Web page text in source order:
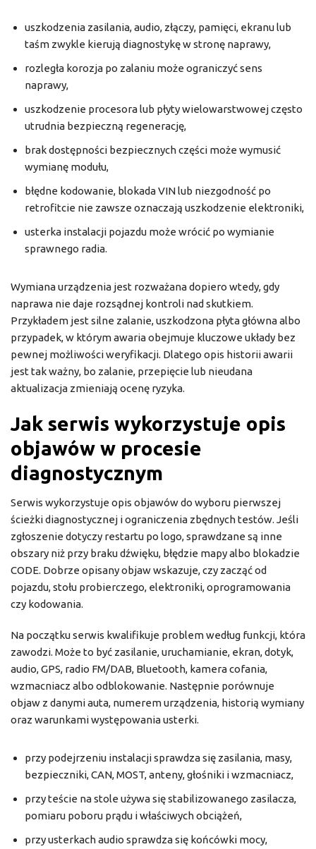
uszkodzenia zasilania, audio, złączy, pamięci, ekranu lub
taśm zwykle kierują diagnostykę w stronę naprawy,
rozległa korozja po zalaniu może ograniczyć sens
naprawy,
uszkodzenie procesora lub płyty wielowarstwowej często
utrudnia bezpieczną regenerację,
brak dostępności bezpiecznych części może wymusić
wymianę modułu,
błędne kodowanie, blokada VIN lub niezgodność po
retrofitcie nie zawsze oznaczają uszkodzenie elektroniki,
usterka instalacji pojazdu może wrócić po wymianie
sprawnego radia.
Wymiana urządzenia jest rozważana dopiero wtedy, gdy
naprawa nie daje rozsądnej kontroli nad skutkiem.
Przykładem jest silne zalanie, uszkodzona płyta główna albo
przypadek, w którym awaria obejmuje kluczowe układy bez
pewnej możliwości weryfikacji. Dlatego opis historii awarii
jest tak ważny, bo zalanie, przepięcie lub nieudana
aktualizacja zmieniają ocenę ryzyka.
Jak serwis wykorzystuje opis
objawów w procesie
diagnostycznym
Serwis wykorzystuje opis objawów do wyboru pierwszej
ścieżki diagnostycznej i ograniczenia zbędnych testów. Jeśli
zgłoszenie dotyczy restartu po logo, sprawdzane są inne
obszary niż przy braku dźwięku, błędzie mapy albo blokadzie
CODE. Dobrze opisany objaw wskazuje, czy zacząć od
pojazdu, stołu probierczego, elektroniki, oprogramowania
czy kodowania.
Na początku serwis kwalifikuje problem według funkcji, która
zawodzi. Może to być zasilanie, uruchamianie, ekran, dotyk,
audio, GPS, radio FM/DAB, Bluetooth, kamera cofania,
wzmacniacz albo odblokowanie. Następnie porównuje
objaw z danymi auta, numerem urządzenia, historią wymiany
oraz warunkami występowania usterki.
przy podejrzeniu instalacji sprawdza się zasilania, masy,
bezpieczniki, CAN, MOST, anteny, głośniki i wzmacniacz,
przy teście na stole używa się stabilizowanego zasilacza,
pomiaru poboru prądu i właściwych obciążeń,
przy usterkach audio sprawdza się końcówki mocy,